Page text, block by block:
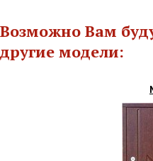
Возможно Вам
другие модели: